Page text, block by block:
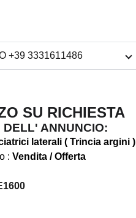
SU RICHIESTA
DELL' ANNUNCIO:
laterali ( Trincia argini )
: Vendita / Offerta